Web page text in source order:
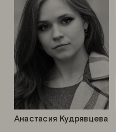
Анастасия Кудрявцева